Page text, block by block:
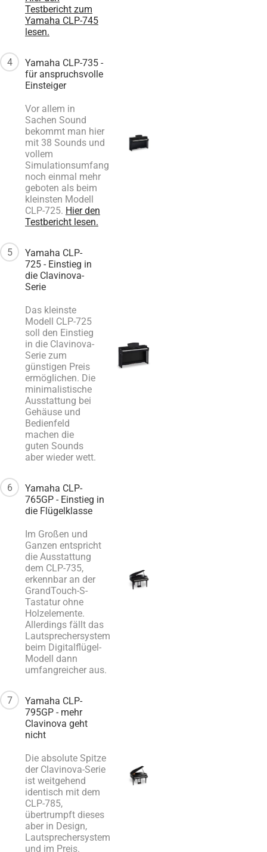
Testbericht zum
Yamaha CLP-745
lesen.
4
Yamaha CLP-735 -
für anspruchsvolle
Einsteiger
Vor allem in
Sachen Sound
bekommt man hier
mit 38 Sounds und
vollem
Simulationsumfang
noch einmal mehr
geboten als beim
kleinsten Modell
CLP-725. Hier den
Testbericht lesen.
5
Yamaha CLP-
725 - Einstieg in
die Clavinova-
Serie
Das kleinste
Modell CLP-725
soll den Einstieg
in die Clavinova-
Serie zum
günstigen Preis
ermöglichen. Die
minimalistische
Ausstattung bei
Gehäuse und
Bedienfeld
machen die
guten Sounds
aber wieder wett.
6
Yamaha CLP-
765GP - Einstieg in
die Flügelklasse
Im Großen und
Ganzen entspricht
die Ausstattung
dem CLP-735,
erkennbar an der
GrandTouch-S-
Tastatur ohne
Holzelemente.
Allerdings fällt das
Lautsprechersystem
beim Digitalflügel-
Modell dann
umfangreicher aus.
7
Yamaha CLP-
795GP - mehr
Clavinova geht
nicht
Die absolute Spitze
der Clavinova-Serie
ist weitgehend
identisch mit dem
CLP-785,
übertrumpft dieses
aber in Design,
Lautsprechersystem
und im Preis.